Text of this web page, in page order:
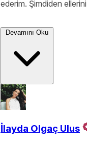
ederim. Şimdiden
Devamını Oku
İlayda Olgaç Ulus